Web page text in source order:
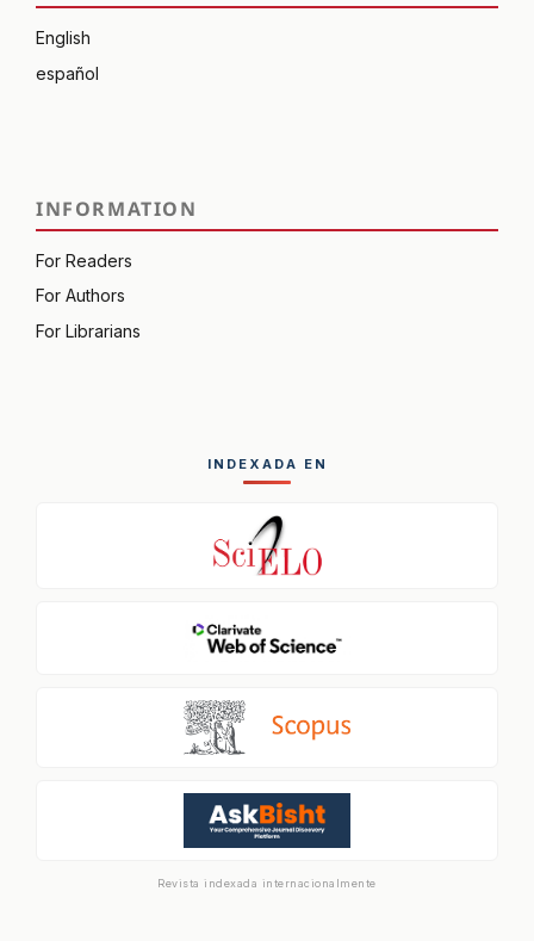
English
español
INFORMATION
For Readers
For Authors
For Librarians
INDEXADA EN
Revista indexada internacionalmente